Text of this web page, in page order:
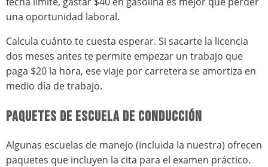
una oportunidad laboral.
Calcula cuánto te cuesta esperar. Si sacarte la licencia
dos meses antes te permite empezar un trabajo que
paga $20 la hora, ese viaje por carretera se amortiza en
medio día de trabajo.
PAQUETES DE ESCUELA DE CONDUCCIÓN
Algunas escuelas de manejo (incluida la nuestra) ofrecen
paquetes que incluyen la cita para el examen práctico.